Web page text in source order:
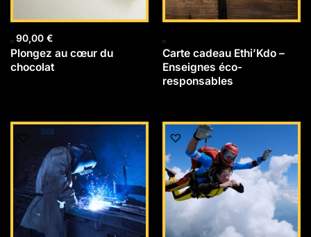
90,00 €
Plongez au cœur du
chocolat
Carte cadeau Ethi’Kdo –
Enseignes éco-
responsables